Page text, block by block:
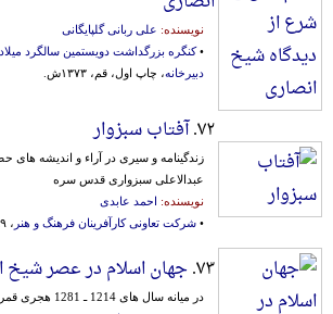
نویسنده: علی ربانی گلپایگانی
•کنگره بزرگداشت دویستمین سالگرد
دبیرخانه، چاپ اول، قم، ۱۳۷۳ش.
۷۲. آفتاب سبزوار
زندگینامه و سیری در آراء و اندیشه های
عبدالاعلی سبزواری قدس سره
نویسنده: احمد عابدی
• شرکت تعاونی کارآفرینان فرهنگ و هنر ، ۱۳۸۹ش.
۷۳. جهان اسلام در عصر شیخ
در میانه سال های 1214 ـ 1281 هجری قمری